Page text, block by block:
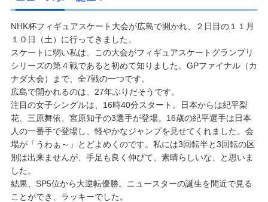
お問い合わせ
NHK杯フィギュアスケート大会が広島で開かれ、２日目の１１月
１０日（土）に行ってきました。
スケートに弱い私は、この大会がフィギュアスケートグランプリ
シリーズの第４戦であると初めて知りました。GPファイナル（カ
ナダ大会）まで、全7戦の一つです。
広島で開かれるのは、27年ぶりだそうです。
注目の女子シングルは、16時40分スタート。日本からは紀平梨
花、三原舞依、宮原知子の3選手が登場。16歳の紀平選手は日本
人の一番手で登場し、軽やかなジャンプを見せてくれました。会
場が「うわぁ～」とどよめくのです。私には3回転半と3回転の区
別は出来ませんが、手足も良く伸びて、素晴らしいな、と思いま
した。
結果、SP5位から大逆転優勝。ニュースターの誕生を間近で見る
ことができ、ラッキーでした。